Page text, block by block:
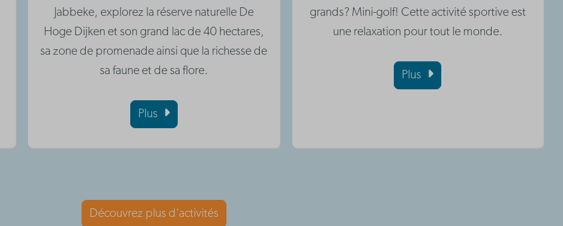
Jabbeke, explorez la réserve naturelle De
Hoge Dijken et son grand lac de 40 hectares,
sa zone de promenade ainsi que la richesse de
sa faune et de sa flore.
Plus
grands? Mini-golf! Cette activité sportive est
une relaxation pour tout le monde.
Plus
Découvrez plus d’activités